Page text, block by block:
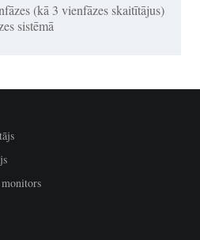
(kā 3 vienfāzes skaitītājus)
sistēmā